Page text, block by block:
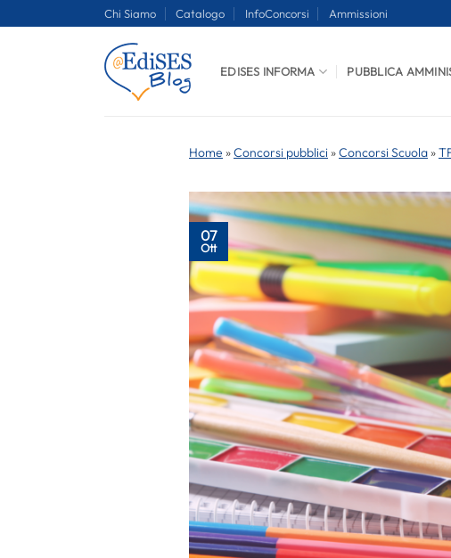
Chi Siamo Catalogo InfoConcorsi Ammissioni
EDISES INFORMA PUBBLICA
Home »Concorsi pubblici »Concorsi Scuola »
07
Ott